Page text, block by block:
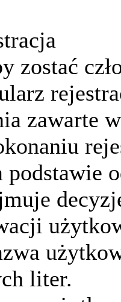
zostać
zawarte
podstawie
liter.